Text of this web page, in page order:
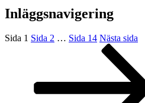
Inläggsnavigering
Sida 1 Sida 2 … Sida 14 Nästa sida